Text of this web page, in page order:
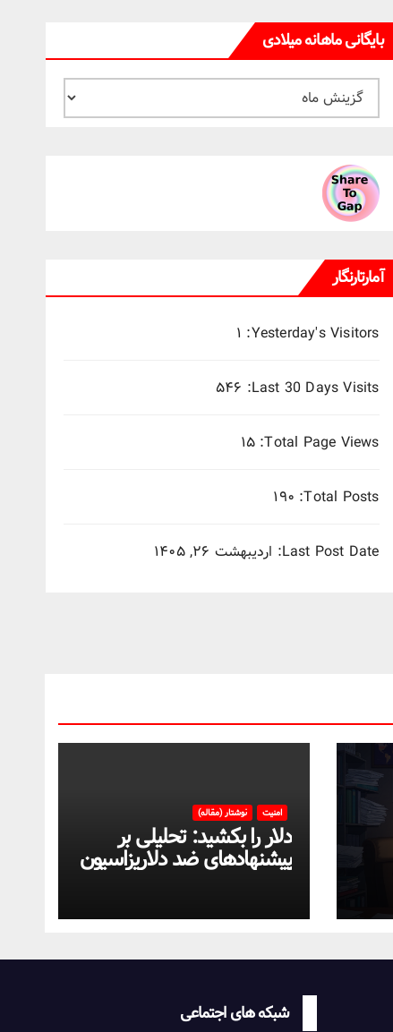
بایگانی ماهانه میلادی
بایگانی
ماهانه
آمارتارنگار
Yesterday's Visitors: ۱
Last 30 Days Visits: ۵۴۶
Total Page Views: ۱۵
Total Posts: ۱۹۰
Last Post Date: اردیبهشت ۲۶, ۱۴۰۵
امنیت نوشتار (مقاله)
دلار را بکشید: تحلیلی بر
پیشنهادهای ضد دلاریزاسیون
اقتصاد ایران
شبکه های اجتماعی